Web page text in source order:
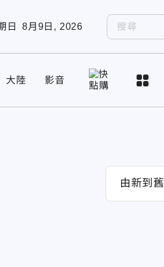
日 8月9日, 2026
大陸 影音
由新到舊